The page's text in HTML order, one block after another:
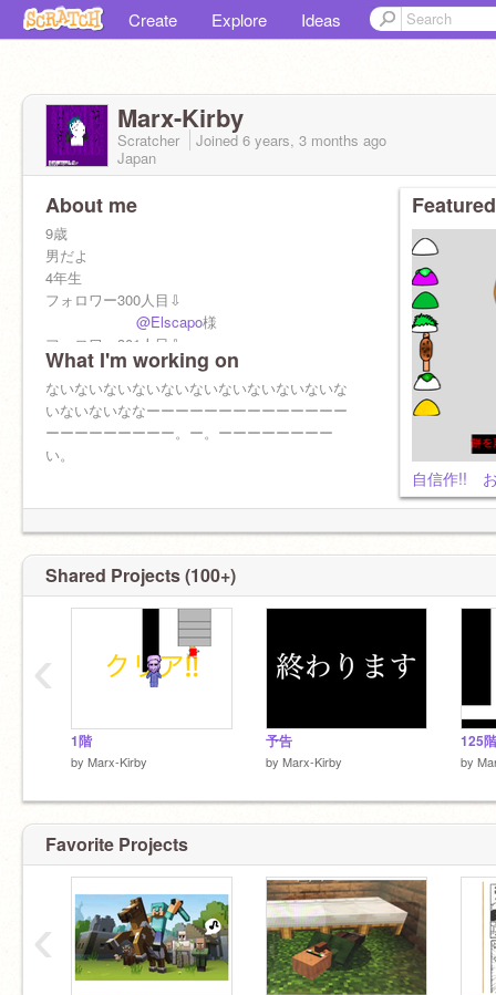
Create Explore Ideas
Marx-Kirby
Scratcher Joined 6 years, 3 months ago
Japan
About me
9歳
男だよ
4年生
フォロワー300人目⇩
@Elscapo様
フォロワー301人目⇩
@manekineko7様
フォロワー302人目⇩
@ws20091702様
What I'm working on
ないないないないないないないないないないな
いないないななーーーーーーーーーーーーーー
ーーーーーーーーー。ー。ーーーーーーーー
い。
Shared Projects (100+)
1階
by Marx-Kirby
予告
by Marx-Kirby
125階
by
‹
Favorite Projects
‹